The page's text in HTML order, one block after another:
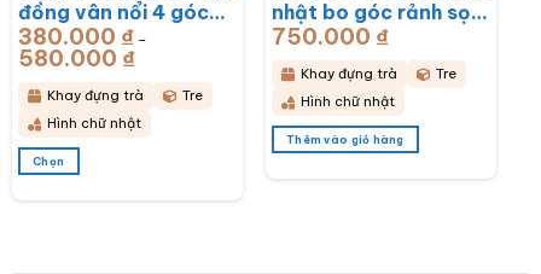
trang
sản
phẩm
trang
sản
phẩm
đồng vân nổi 4 góc
khắc hoa lan
43x28x6cm BT-
KDT15
380.000 ₫ –
580.000 ₫Khoảng
giá:
từ
380.000 ₫
đến
580.000 ₫
Khay đựng trà
Tre
Hình chữ nhật
Chọn
nhật bo góc rảnh sọc
50x28x3cm BT-
KDT14
750.000 ₫
Khay đựng trà
Tre
Hình chữ nhật
Thêm vào giỏ hàng